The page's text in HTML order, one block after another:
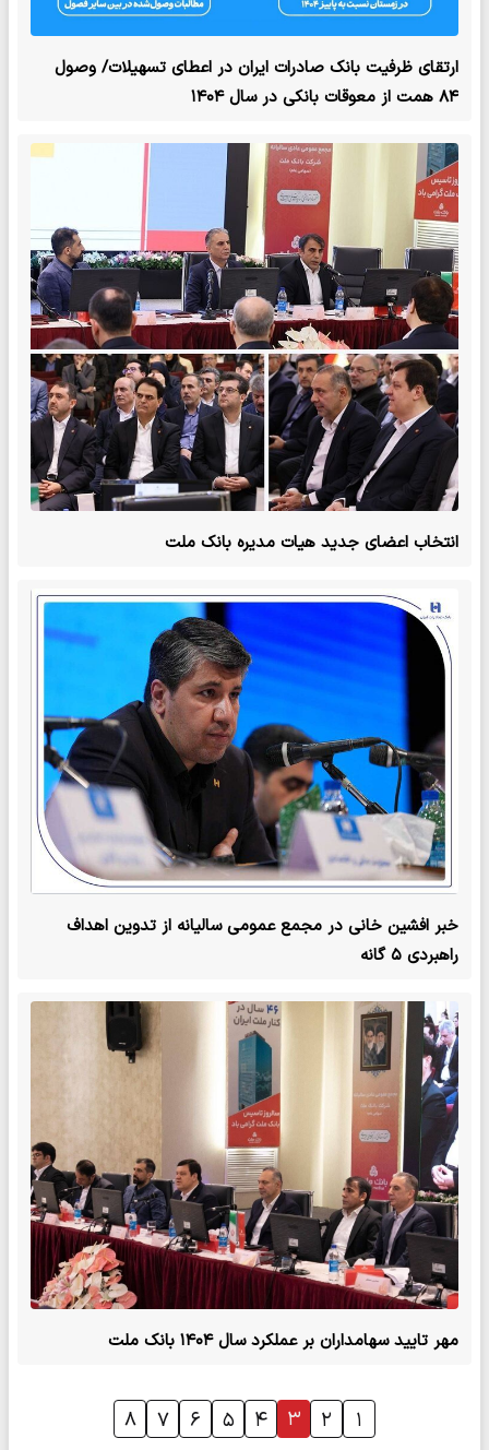
ارتقای ظرفیت بانک صادرات ایران در اعطای تسهیلات/ وصول
۸۴ همت از معوقات بانکی در سال ۱۴۰۴
انتخاب اعضای جدید هیات مدیره بانک ملت
خبر افشین خانی در مجمع عمومی سالیانه از تدوین اهداف
راهبردی ۵ گانه
مهر تایید سهامداران بر عملکرد سال ۱۴۰۴ بانک ملت
۱ ۲ ۳ ۴ ۵ ۶ ۷ ۸